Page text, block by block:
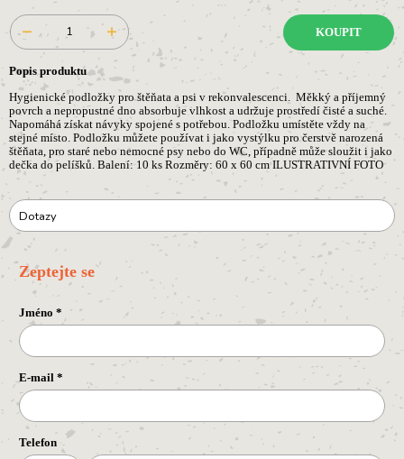
KOUPIT
Popis produktu
Hygienické podložky pro štěňata a psi v rekonvalescenci. Měkký a příjemný
povrch a nepropustné dno absorbuje vlhkost a udržuje prostředí čisté a suché.
Napomáhá získat návyky spojené s potřebou. Podložku umístěte vždy na
stejné místo. Podložku můžete používat i jako vystýlku pro čerstvě narozená
štěňata, pro staré nebo nemocné psy nebo do WC, případně může sloužit i jako
dečka do pelíšků. Balení: 10 ks Rozměry: 60 x 60 cm ILUSTRATIVNÍ FOTO
Dotazy
Zeptejte se
Jméno *
E-mail *
Telefon